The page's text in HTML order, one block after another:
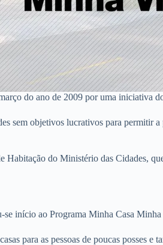
do ano de 2009 por uma iniciativa
sem objetivos lucrativos para permitir
do Ministério das Cidades,
início ao Programa Minha Casa
para as pessoas de poucas posses